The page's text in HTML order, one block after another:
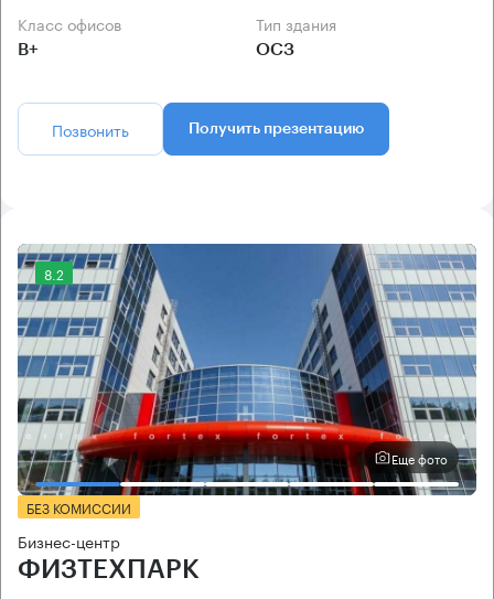
Класс офисов
B+
Тип здания
ОСЗ
Позвонить Получить презентацию
8.2
Еще фото
БЕЗ КОМИССИИ
Бизнес-центр
ФИЗТЕХПАРК